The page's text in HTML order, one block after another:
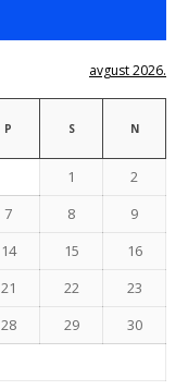
avgust 2026.
P S N
1
2
7 8
9
14 15
16
21 22
23
28 29
30